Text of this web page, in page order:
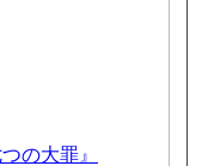
の大罪』